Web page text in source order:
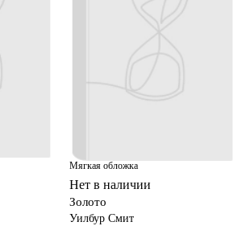
Мягкая обложка
Нет в наличии
Золото
Уилбур Смит